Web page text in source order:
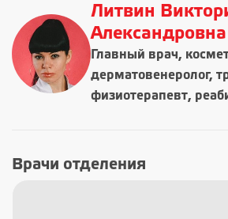
Литвин
Александровна
Главный врач,
дерматовенеролог,
физиотерапевт,
Врачи отделения